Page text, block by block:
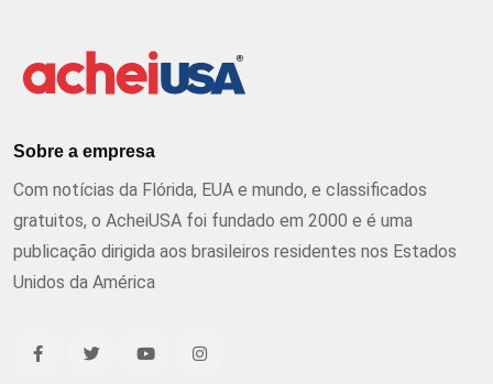
Sobre a empresa
Com notícias da Flórida, EUA e mundo, e classificados
gratuitos, o AcheiUSA foi fundado em 2000 e é uma
publicação dirigida aos brasileiros residentes nos Estados
Unidos da América